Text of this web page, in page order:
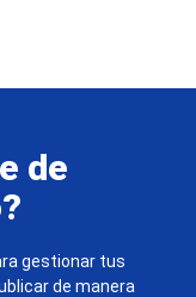
de
gestionar tus
de manera